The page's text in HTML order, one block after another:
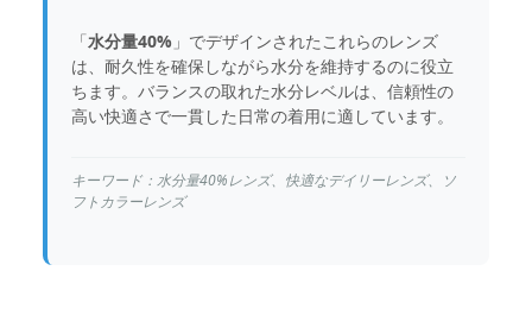
「水分量40% 」でデザインされたこれらのレンズ
は、耐久性を確保しながら水分を維持するのに役立
ちます。バランスの取れた水分レベルは、信頼性の
高い快適さで一貫した日常の着用に適しています。
キーワード：水分量40%レンズ、快適なデイリーレンズ、ソ
フトカラーレンズ